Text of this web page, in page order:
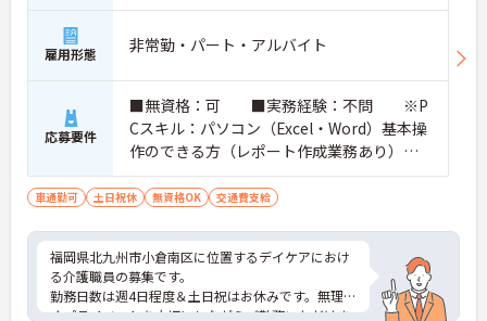
雇用形態 非常勤・パート・アルバイト
応募要件
■無資格：可 ■実務経験：不問 ※P
Cスキル：パソコン（Excel・Word）基本操
作のできる方（レポート作成業務あり）
■普通自動車運転免許（AT限定可）：必
須
車通勤可 土日祝休 無資格OK 交通費支給
福岡県北九州市小倉南区に位置するデイケアにおけ
る介護職員の募集です。
勤務日数は週4日程度＆土日祝はお休みです。無理な
くプライベートを大切にしながらご勤務いただけま